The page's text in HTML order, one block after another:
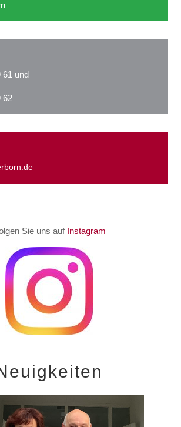
61 und
62
Sie uns auf Instagram